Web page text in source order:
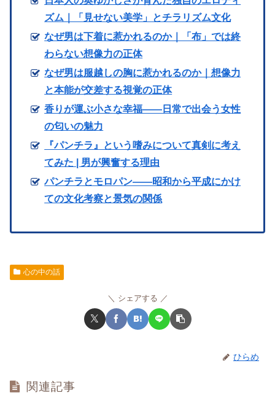
ズム｜「見せない美学」とチラリズム文化
なぜ男は下着に惹かれるのか｜「布」では終
わらない想像力の正体
なぜ男は服越しの胸に惹かれるのか｜想像力
と本能が交差する視覚の正体
香りが運ぶ小さな幸福――日常で出会う女性
の匂いの魅力
『パンチラ』という嗜みについて真剣に考え
てみた | 男が興奮する理由
パンチラとモロパン――昭和から平成にかけ
ての文化考察と景気の関係
心の中の話
シェアする
ひらめ
関連記事